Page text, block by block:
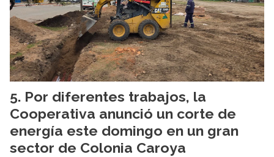
Por diferentes trabajos, la
Cooperativa anunció un corte de
energía este domingo en un gran
sector de Colonia Caroya